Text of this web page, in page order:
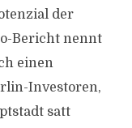
der
Bericht nennt
einen
Investoren,
satt